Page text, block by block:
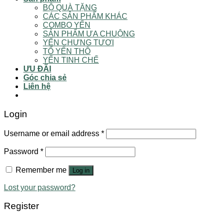
BỘ QUÀ TẶNG
CÁC SẢN PHẨM KHÁC
COMBO YẾN
SẢN PHẨM ƯA CHUỘNG
YẾN CHƯNG TƯƠI
TỔ YẾN THÔ
YẾN TINH CHẾ
ƯU ĐÃI
Góc chia sẻ
Liên hệ
Login
Username or email address *
Password *
Remember me Log in
Lost your password?
Register